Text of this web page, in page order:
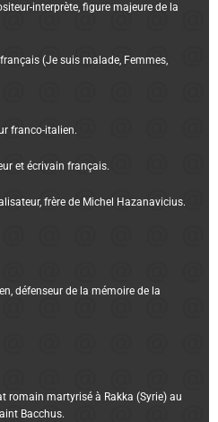
interprète, figure majeure de la
(Je suis malade, Femmes,
franco-italien.
et écrivain français.
frère de Michel Hazanavicius.
défenseur de la mémoire de la
romain martyrisé à Rakka (Syrie) au
Bacchus.